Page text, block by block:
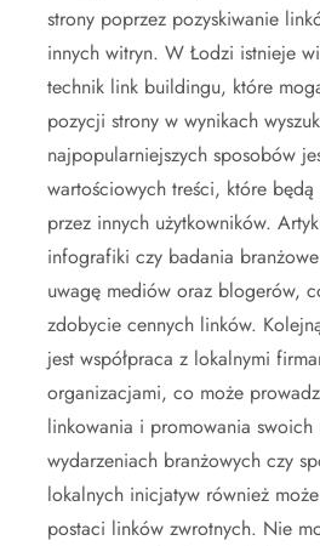
strony poprzez pozyskiwanie
innych witryn. W Łodzi istnieje
technik link buildingu, które
pozycji strony w wynikach
najpopularniejszych sposobów
wartościowych treści, które
przez innych użytkowników.
infografiki czy badania
uwagę mediów oraz blogerów,
zdobycie cennych linków.
jest współpraca z lokalnymi
organizacjami, co może
linkowania i promowania swoich
wydarzeniach branżowych czy
lokalnych inicjatyw również
postaci linków zwrotnych. Nie